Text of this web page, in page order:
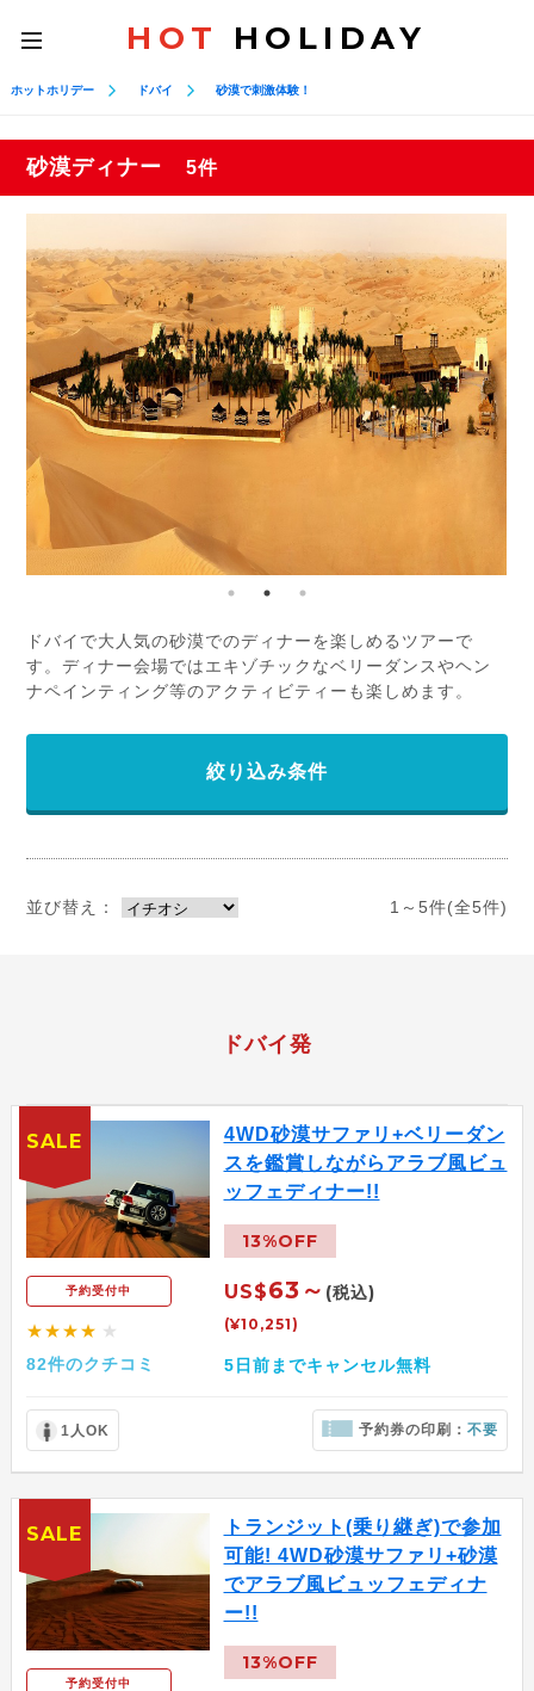
toggle
navigation
HOT HOLIDAY
ホットホリデー ドバイ 砂漠で刺激体験！
砂漠ディナー 5件
ドバイで大人気の砂漠でのディナーを楽しめるツアーで
す。ディナー会場ではエキゾチックなベリーダンスやヘン
ナペインティング等のアクティビティーも楽しめます。
絞り込み条件
並び替え： 1～5件(全5件)
ドバイ発
予約受付中
★★★★ ★
82件のクチコミ
4WD砂漠サファリ+ベリーダン
スを鑑賞しながらアラブ風ビュ
ッフェディナー!!
13%OFF
US$63～ (税込)
(¥10,251)
5日前までキャンセル無料
1人OK 予約券の印刷：不要
SALE
予約受付中
トランジット(乗り継ぎ)で参加
可能! 4WD砂漠サファリ+砂漠
でアラブ風ビュッフェディナ
ー!!
13%OFF
SALE